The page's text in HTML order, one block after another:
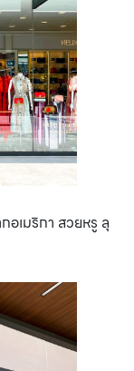
เมริกา สวยหรู ลุ